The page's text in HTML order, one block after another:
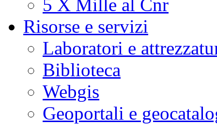
5 X Mille al Cnr
Risorse e servizi
Laboratori e
Biblioteca
Webgis
Geoportali e